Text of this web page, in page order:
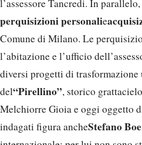
l’assessore Tancredi. In
perquisizioni personalie
Comune di Milano. Le
l’abitazione e l’ufficio
diversi progetti di trasformazione
del“Pirellino”, storico
Melchiorre Gioia e oggi oggetto
indagati figura ancheStefano